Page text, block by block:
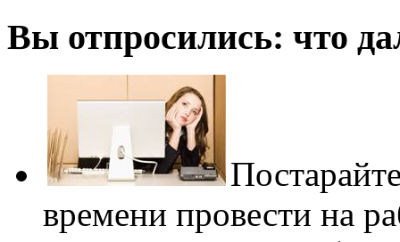
Вы отпросились: что
времени провести на